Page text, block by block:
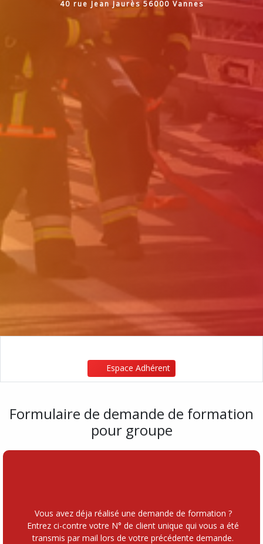
40 rue Jean Jaurès 56000 Vannes
Espace Adhérent
Formulaire de demande de formation
pour groupe
Vous avez déja réalisé une demande de formation ?
Entrez ci-contre votre N° de client unique qui vous a été
transmis par mail lors de votre précédente demande.